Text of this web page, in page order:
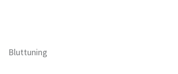
Bluttuning